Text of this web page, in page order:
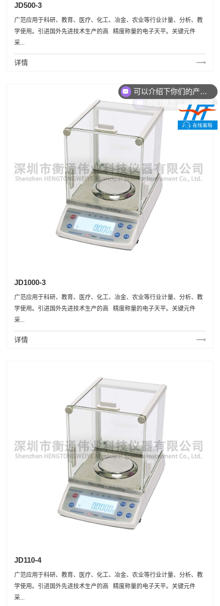
JD500-3
广范应用于科研、教育、医疗、化工、冶金、农业等行业计量、分析、教
学使用。引进国外先进技术生产的高 精度称量的电子天平。关键元件
采...
详情
JD1000-3
广范应用于科研、教育、医疗、化工、冶金、农业等行业计量、分析、教
学使用。引进国外先进技术生产的高 精度称量的电子天平。关键元件
采...
详情
JD110-4
广范应用于科研、教育、医疗、化工、冶金、农业等行业计量、分析、教
学使用。引进国外先进技术生产的高 精度称量的电子天平。关键元件
采...
你们是怎么收费的呢